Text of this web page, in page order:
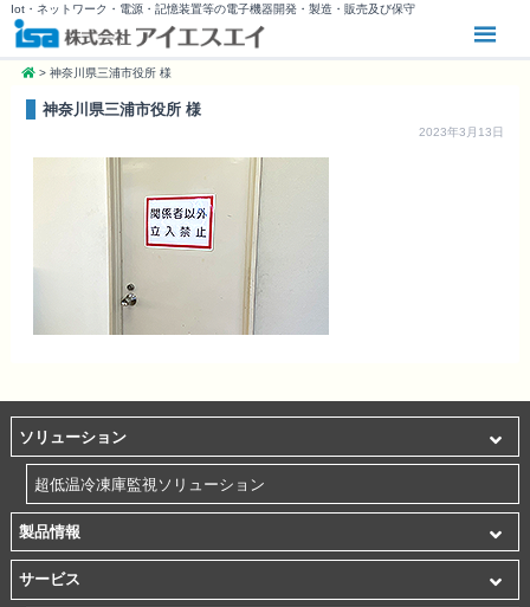
Iot・ネットワーク・電源・記憶装置等の電子機器開発・製造・販売及び保守
> 神奈川県三浦市役所 様
神奈川県三浦市役所 様
2023年3月13日
ソリューション
超低温冷凍庫監視ソリューション
製品情報
サービス